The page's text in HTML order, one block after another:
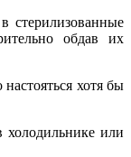
стерилизованные
обдав их
хотя бы
или